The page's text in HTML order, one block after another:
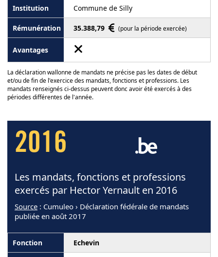
Commune de Silly
35.388,79 (pour la période exercée)
La déclaration wallonne de mandats ne précise pas les dates de début
et/ou de fin de l'exercice des mandats, fonctions et professions. Les
mandats renseignés ci-dessus peuvent donc avoir été exercés à des
périodes différentes de l'année.
2016
Les mandats, fonctions et professions
exercés par Hector Yernault en 2016
Source : Cumuleo › Déclaration fédérale de mandats
publiée en août 2017
Echevin